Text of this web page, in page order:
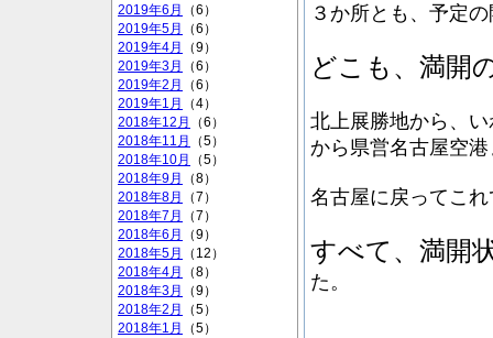
2019年6月
（6）
2019年5月
（6）
2019年4月
（9）
2019年3月
（6）
2019年2月
（6）
2019年1月
（4）
2018年12月
（6）
2018年11月
（5）
2018年10月
（5）
2018年9月
（8）
2018年8月
（7）
2018年7月
（7）
2018年6月
（9）
2018年5月
（12）
2018年4月
（8）
2018年3月
（9）
2018年2月
（5）
2018年1月
（5）
３か所とも、予定
どこも、満開
北上展勝地から、
から県営名古屋空
名古屋に戻ってこ
すべて、満開
た。